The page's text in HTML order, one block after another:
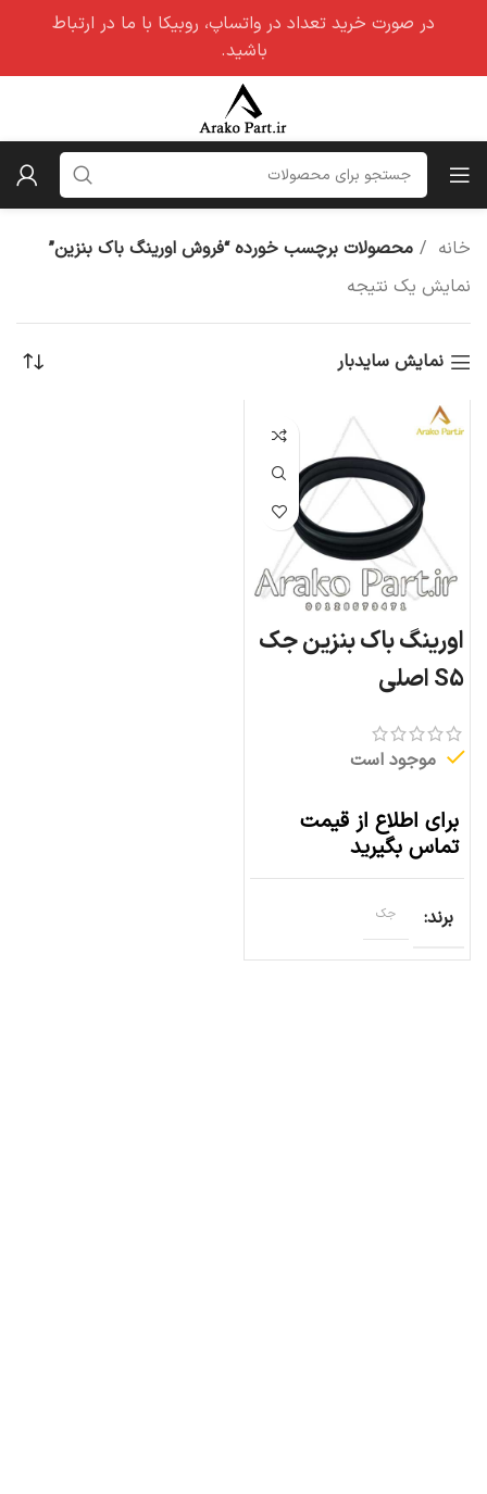
خانه
محصولات برچسب خورده “فروش اورینگ باک بنزین”
نمایش یک نتیجه
نمایش سایدبار
اورینگ باک بنزین جک
S5 اصلی
موجود است
برای اطلاع از قیمت
تماس بگیرید
برند جک
در صورت خرید تعداد در واتساپ، روبیکا با ما در ارتباط
باشید.